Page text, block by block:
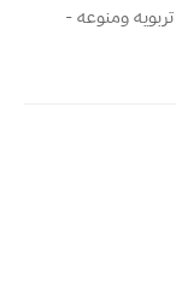
ومنوعه -